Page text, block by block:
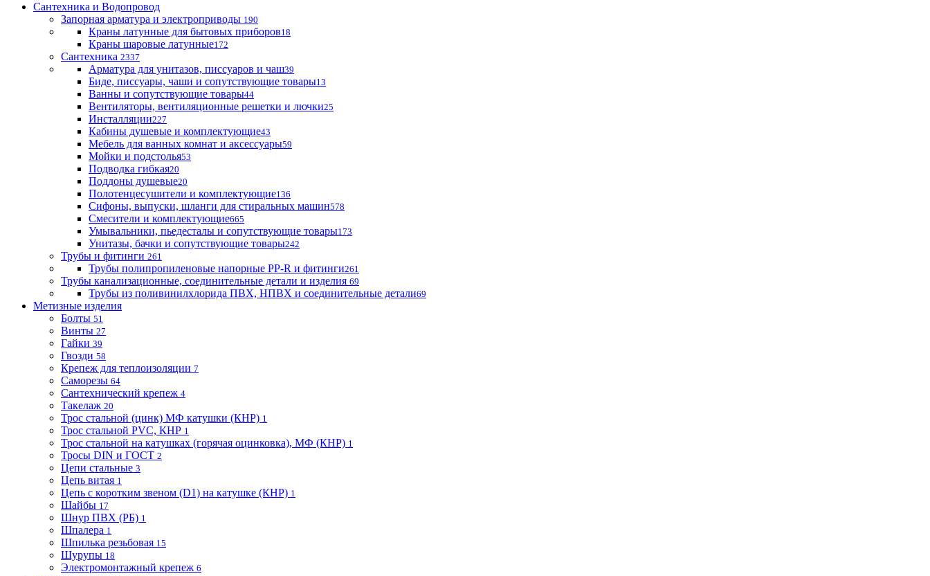
Сантехника и Водопровод
Запорная арматура и электроприводы 190
Краны латунные для бытовых приборов18
Краны шаровые латунные172
Сантехника 2337
Арматура для унитазов, писсуаров и чаш39
Биде, писсуары, чаши и сопутствующие товары13
Ванны и сопутствующие товары44
Вентиляторы, вентиляционные решетки и лючки25
Инсталляции227
Кабины душевые и комплектующие43
Мебель для ванных комнат и аксессуары59
Мойки и подстолья53
Подводка гибкая20
Поддоны душевые20
Полотенцесушители и комплектующие136
Сифоны, выпуски, шланги для стиральных машин578
Смесители и комплектующие665
Умывальники, пьедесталы и сопутствующие товары173
Унитазы, бачки и сопутствующие товары242
Трубы и фитинги 261
Трубы полипропиленовые напорные PP-R и фитинги261
Трубы канализационные, соединительные детали и изделия 69
Трубы из поливинилхлорида ПВХ, НПВХ и соединительные детали69
Метизные изделия
Болты 51
Винты 27
Гайки 39
Гвозди 58
Крепеж для теплоизоляции 7
Саморезы 64
Сантехнический крепеж 4
Такелаж 20
Трос стальной (цинк) МФ катушки (КНР) 1
Трос стальной PVC, КНР 1
Трос стальной на катушках (горячая оцинковка), МФ (КНР) 1
Тросы DIN и ГОСТ 2
Цепи стальные 3
Цепь витая 1
Цепь с коротким звеном (D1) на катушке (КНР) 1
Шайбы 17
Шнур ПВХ (РБ) 1
Шпалера 1
Шпилька резьбовая 15
Шурупы 18
Электромонтажный крепеж 6